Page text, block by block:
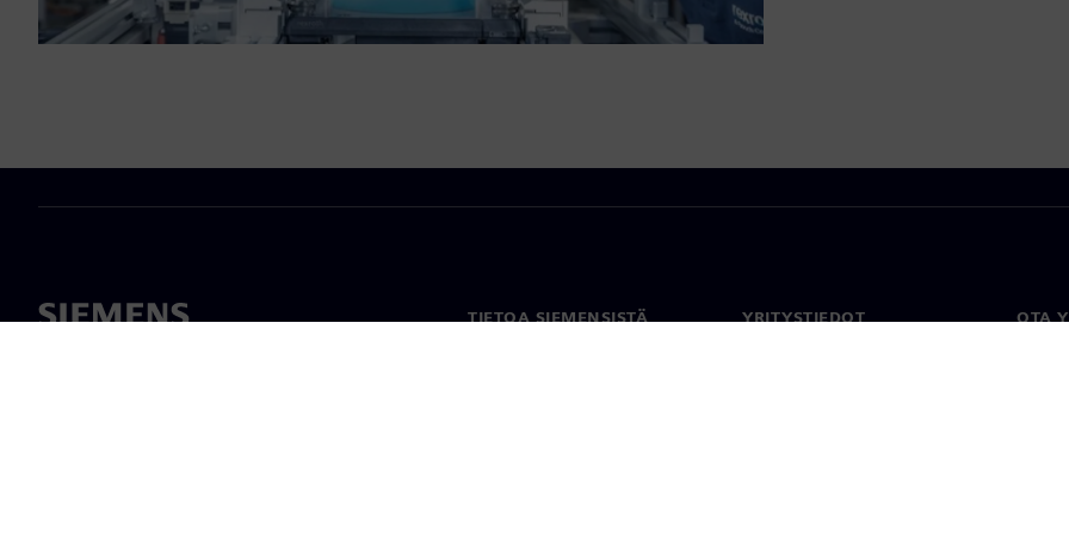
TIETOA SIEMENSISTÄ YRITYSTIEDOT OTA